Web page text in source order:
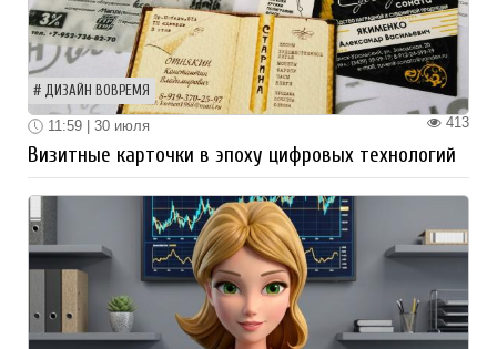
ДИЗАЙН ВОВРЕМЯ
413
11:59 | 30 июля
Визитные карточки в эпоху цифровых технологий